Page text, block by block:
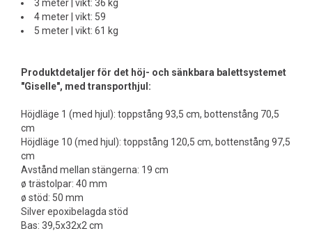
3 meter | vikt: 36 kg
4 meter | vikt: 59
5 meter | vikt: 61 kg
Produktdetaljer för det höj- och sänkbara balettsystemet
"Giselle", med transporthjul:
Höjdläge 1 (med hjul): toppstång 93,5 cm, bottenstång 70,5
cm
Höjdläge 10 (med hjul): toppstång 120,5 cm, bottenstång 97,5
cm
Avstånd mellan stängerna: 19 cm
ø trästolpar: 40 mm
ø stöd: 50 mm
Silver epoxibelagda stöd
Bas: 39,5x32x2 cm